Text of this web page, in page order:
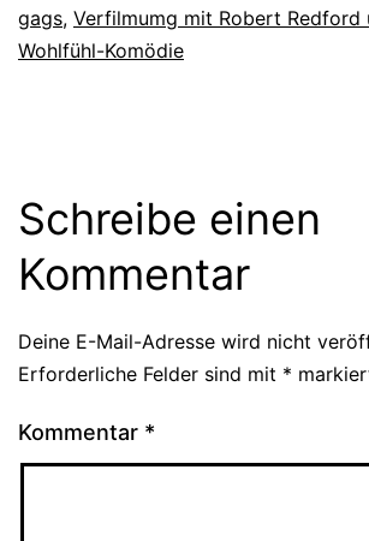
gags, Verfilmumg mit Robert Redford
Wohlfühl-Komödie
Schreibe einen
Kommentar
Deine E-Mail-Adresse wird nicht
Erforderliche Felder sind mit *
Kommentar *